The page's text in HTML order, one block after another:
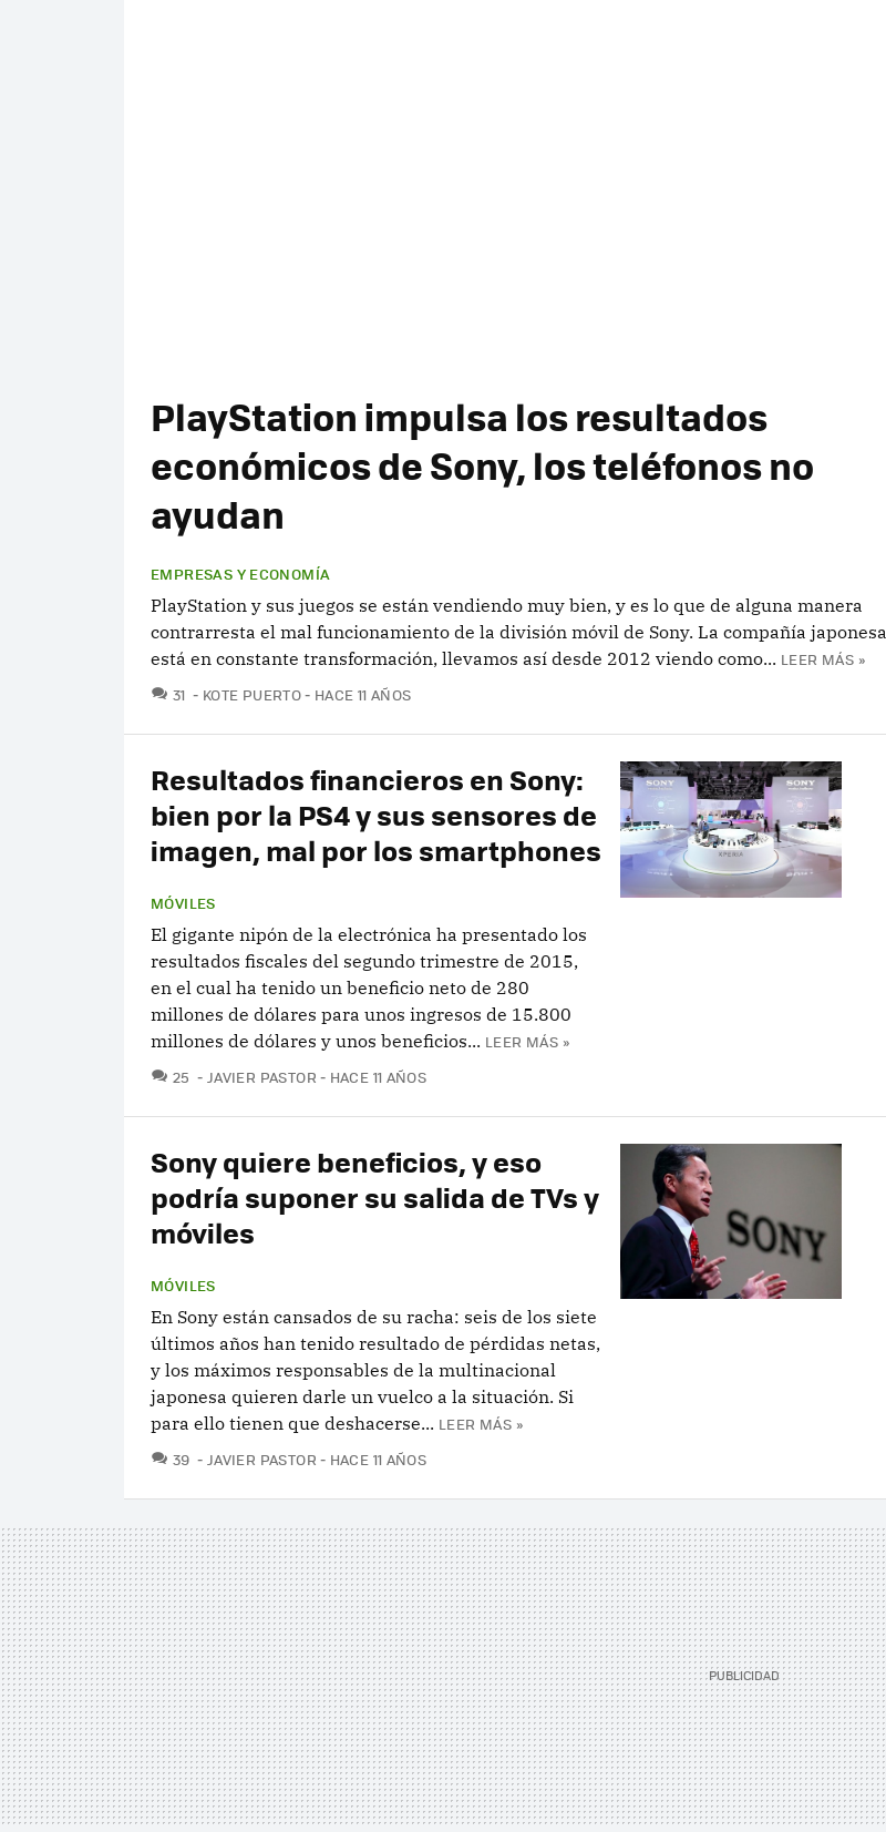
PlayStation impulsa los resultados
económicos de Sony, los teléfonos no
ayudan
EMPRESAS Y ECONOMÍA
PlayStation y sus juegos se están vendiendo muy bien, y es lo que de alguna manera
contrarresta el mal funcionamiento de la división móvil de Sony. La compañía japonesa
está en constante transformación, llevamos así desde 2012 viendo como... LEER MÁS »
31 COMENTARIOS
KOTE PUERTO HACE 11 AÑOS
Resultados financieros en Sony:
bien por la PS4 y sus sensores de
imagen, mal por los smartphones
MÓVILES
El gigante nipón de la electrónica ha presentado los
resultados fiscales del segundo trimestre de 2015,
en el cual ha tenido un beneficio neto de 280
millones de dólares para unos ingresos de 15.800
millones de dólares y unos beneficios... LEER MÁS »
25 COMENTARIOS
JAVIER PASTOR HACE 11 AÑOS
Sony quiere beneficios, y eso
podría suponer su salida de TVs y
móviles
MÓVILES
En Sony están cansados de su racha: seis de los siete
últimos años han tenido resultado de pérdidas netas,
y los máximos responsables de la multinacional
japonesa quieren darle un vuelco a la situación. Si
para ello tienen que deshacerse... LEER MÁS »
39 COMENTARIOS
JAVIER PASTOR HACE 11 AÑOS